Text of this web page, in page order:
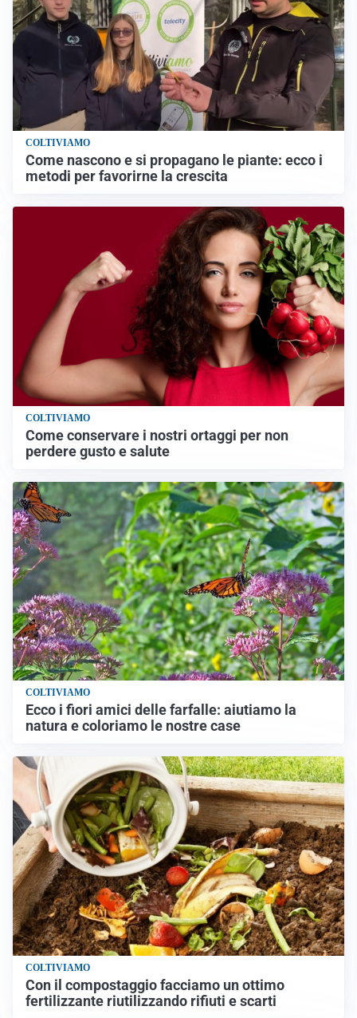
COLTIVIAMO
Come nascono e si propagano le piante: ecco i
metodi per favorirne la crescita
COLTIVIAMO
Come conservare i nostri ortaggi per non
perdere gusto e salute
COLTIVIAMO
Ecco i fiori amici delle farfalle: aiutiamo la
natura e coloriamo le nostre case
COLTIVIAMO
Con il compostaggio facciamo un ottimo
fertilizzante riutilizzando rifiuti e scarti